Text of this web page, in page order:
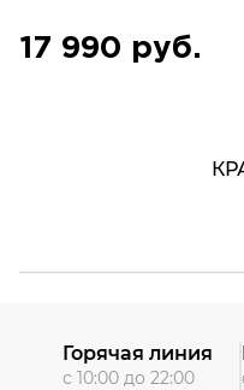
17 990 руб.
Горячая линия
с 10:00 до 22:00